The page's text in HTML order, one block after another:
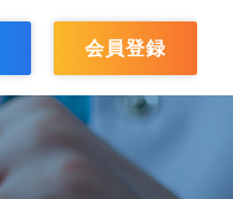
会員登録